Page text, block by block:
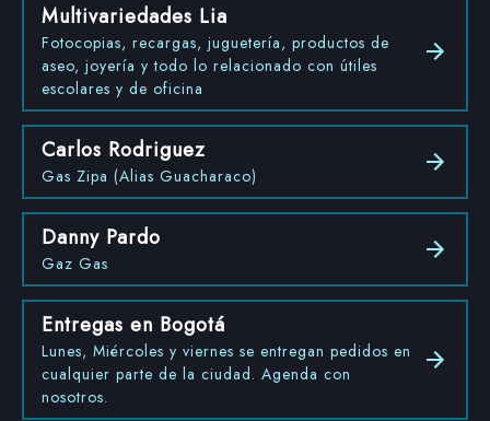
Multivariedades Lia
Fotocopias, recargas, juguetería, productos de
aseo, joyería y todo lo relacionado con útiles
escolares y de oficina
Carlos Rodriguez
Gas Zipa (Alias Guacharaco)
Danny Pardo
Gaz Gas
Entregas en Bogotá
Lunes, Miércoles y viernes se entregan pedidos en
cualquier parte de la ciudad. Agenda con
nosotros.